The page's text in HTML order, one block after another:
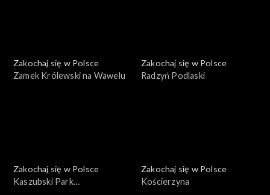
Zakochaj się w Polsce
Zamek Królewski na Wawelu
Zakochaj się w Polsce
Radzyń Podlaski
Zakochaj się w Polsce
Kaszubski Park
Zakochaj się w Polsce
Kościerzyna